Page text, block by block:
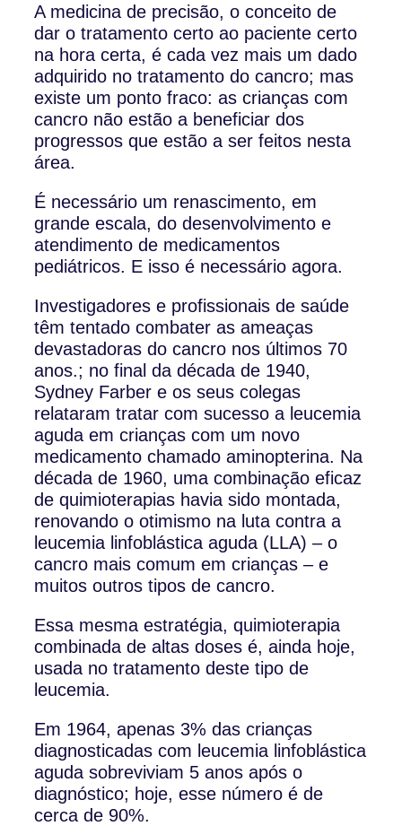
A medicina de precisão, o conceito de
dar o tratamento certo ao paciente certo
na hora certa, é cada vez mais um dado
adquirido no tratamento do cancro; mas
existe um ponto fraco: as crianças com
cancro não estão a beneficiar dos
progressos que estão a ser feitos nesta
área.
É necessário um renascimento, em
grande escala, do desenvolvimento e
atendimento de medicamentos
pediátricos. E isso é necessário agora.
Investigadores e profissionais de saúde
têm tentado combater as ameaças
devastadoras do cancro nos últimos 70
anos.; no final da década de 1940,
Sydney Farber e os seus colegas
relataram tratar com sucesso a leucemia
aguda em crianças com um novo
medicamento chamado aminopterina. Na
década de 1960, uma combinação eficaz
de quimioterapias havia sido montada,
renovando o otimismo na luta contra a
leucemia linfoblástica aguda (LLA) – o
cancro mais comum em crianças – e
muitos outros tipos de cancro.
Essa mesma estratégia, quimioterapia
combinada de altas doses é, ainda hoje,
usada no tratamento deste tipo de
leucemia.
Em 1964, apenas 3% das crianças
diagnosticadas com leucemia linfoblástica
aguda sobreviviam 5 anos após o
diagnóstico; hoje, esse número é de
cerca de 90%.